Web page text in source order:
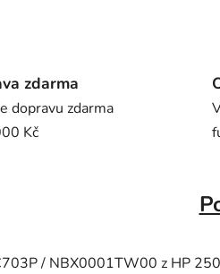
zdarma
dopravu zdarma
Kč
/ NBX0001TW00 z HP